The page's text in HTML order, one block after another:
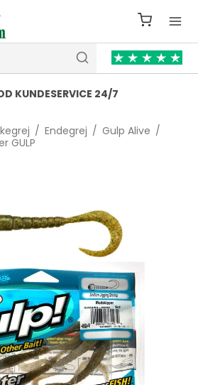
KUNDESERVICE 24/7
/ Endegrej / Gulp Alive /
GULP